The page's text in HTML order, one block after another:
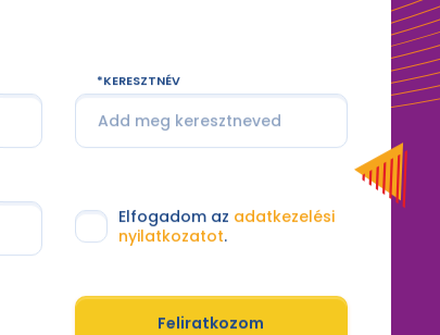
KERESZTNÉV
Elfogadom az adatkezelési
nyilatkozatot.
Feliratkozom